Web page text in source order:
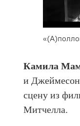
Камила
и
сцену из
Митчелла.